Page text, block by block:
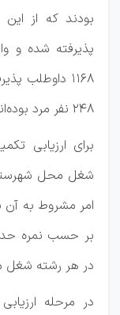
پذیرفته شده و
۲۴۸ نفر مرد بوده‌اند.
برای ارزیابی
شغل محل
امر مشروط به
در هر رشته شغل
در مرحله